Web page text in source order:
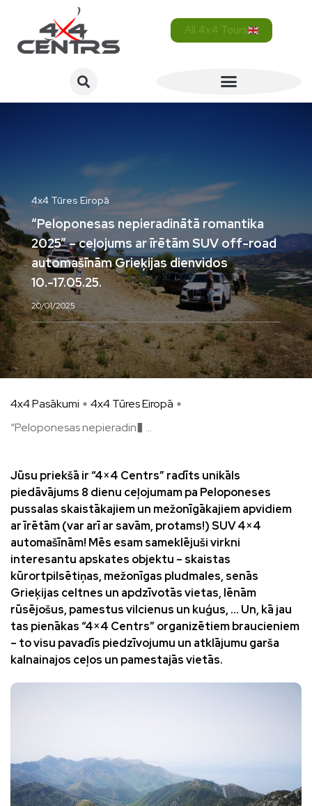
All 4x4 Tours
4x4 Tūres Eiropā
“Peloponesas nepieradinātā romantika
2025” – ceļojums ar īrētām SUV off-road
automašīnām Grieķijas dienvidos
10.-17.05.25.
20/01/2025
4x4 Pasākumi
4x4 Tūres Eiropā
“Peloponesas nepieradin� ...
Jūsu priekšā ir “4×4 Centrs” radīts unikāls
piedāvājums 8 dienu ceļojumam pa Peloponeses
pussalas skaistākajiem un mežonīgākajiem apvidiem
ar īrētām (var arī ar savām, protams!) SUV 4×4
automašīnām! Mēs esam sameklējuši virkni
interesantu apskates objektu – skaistas
kūrortpilsētiņas, mežonīgas pludmales, senās
Grieķijas celtnes un apdzīvotās vietas, lēnām
rūsējošus, pamestus vilcienus un kuģus, … Un, kā jau
tas pienākas “4×4 Centrs” organizētiem braucieniem
– to visu pavadīs piedzīvojumu un atklājumu garša
kalnainajos ceļos un pamestajās vietās.